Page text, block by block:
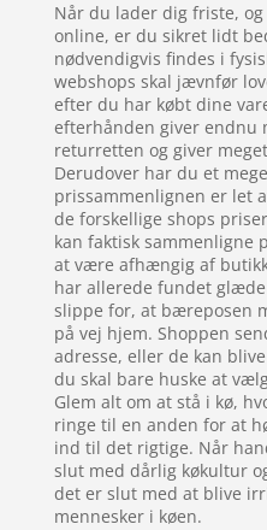
Når du lader dig friste,
online, er du sikret lidt
nødvendigvis findes i
webshops skal jævnfør
efter du har købt dine
efterhånden giver endnu
returretten og giver
Derudover har du et
prissammenlignen er let
de forskellige shops
kan faktisk sammenligne
at være afhængig af
har allerede fundet
slippe for, at bæreposen
på vej hjem. Shoppen
adresse, eller de kan
du skal bare huske at
Glem alt om at stå i kø,
ringe til en anden for at
ind til det rigtige. Når
slut med dårlig køkultur
det er slut med at blive
mennesker i køen.